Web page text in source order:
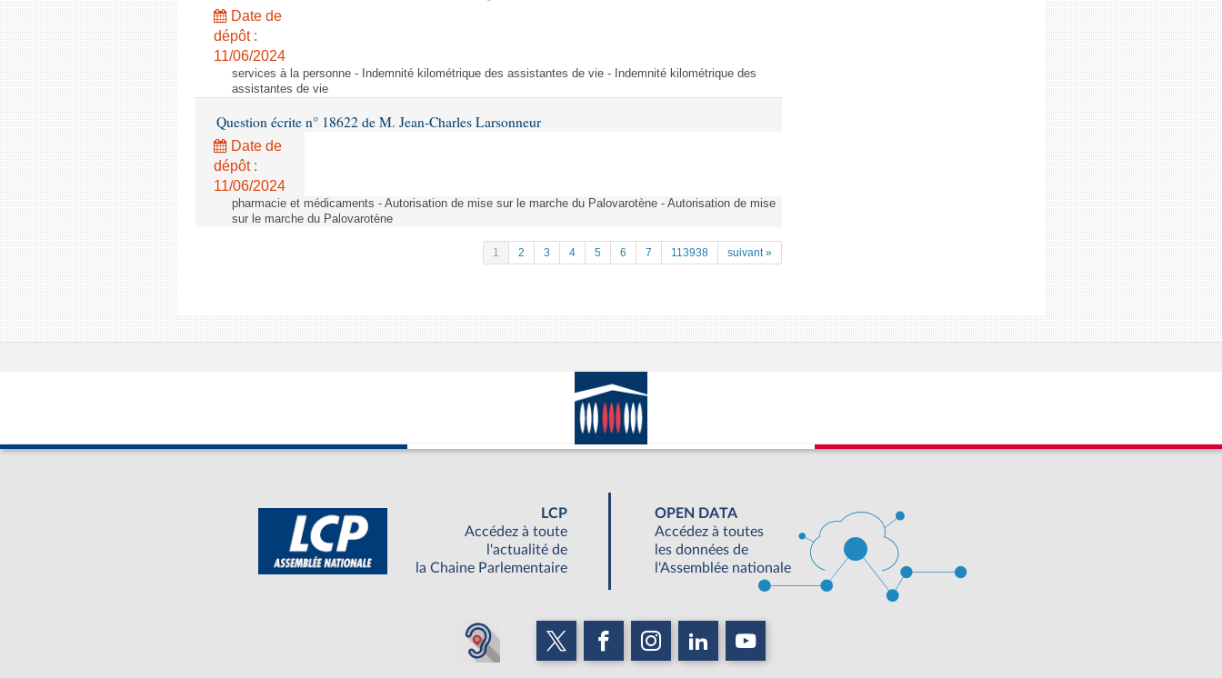
Date de
dépôt :
11/06/2024
services à la personne - Indemnité kilométrique des assistantes de vie - Indemnité kilométrique des
assistantes de vie
Question écrite n° 18622 de M. Jean-Charles Larsonneur
Date de
dépôt :
11/06/2024
pharmacie et médicaments - Autorisation de mise sur le marche du Palovarotène - Autorisation de mise
sur le marche du Palovarotène
1 2 3 4 5 6 7 113938 suivant »
LCP
Accédez à toute
l'actualité de
la Chaine Parlementaire
OPEN DATA
Accédez à toutes
les données de
l'Assemblée nationale